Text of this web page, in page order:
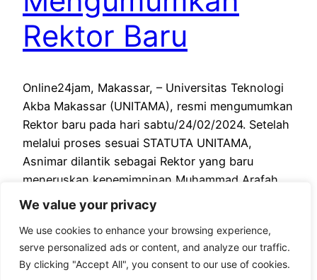
We value your privacy
We use cookies to enhance your browsing experience,
serve personalized ads or content, and analyze our traffic.
By clicking "Accept All", you consent to our use of cookies.
Rektor Baru
Online24jam, Makassar, – Universitas Teknologi
Akba Makassar (UNITAMA), resmi mengumumkan
Rektor baru pada hari sabtu/24/02/2024. Setelah
melalui proses sesuai STATUTA UNITAMA,
Asnimar dilantik sebagai Rektor yang baru
meneruskan kepemimpinan Muhammad Arafah
sebagai Rektor Pengganti Antar Waktu (PAW)
2024-2027. Diharapkan dengan kepemimpinan
baru ini, Universitas Teknologi Akba Makassar
dapat terus berkembang dan meraih prestasi
yang lebih…